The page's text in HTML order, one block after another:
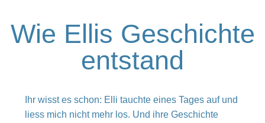
Wie Ellis Geschichte
entstand
Ihr wisst es schon: Elli tauchte eines Tages auf und
liess mich nicht mehr los. Und ihre Geschichte